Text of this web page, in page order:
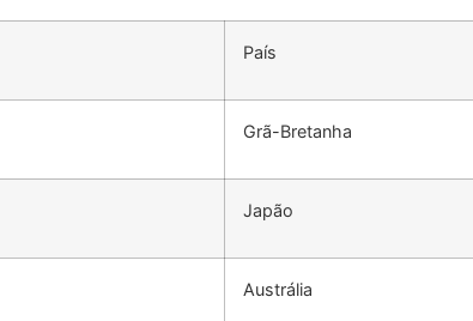
País
Grã-Bretanha
Japão
Austrália